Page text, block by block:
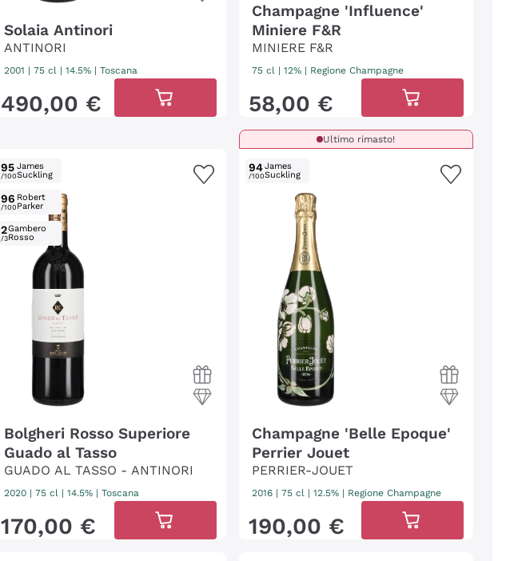
Solaia Antinori
ANTINORI
2001 |75 cl | 14.5% |Toscana
490,00 €
Champagne 'Influence'
Miniere F&R
MINIERE F&R
75 cl | 12% | Regione Champagne
58,00 €
95
/100
James
Suckling
96
/100
Robert
Parker
2
/3
Gambero
Rosso
Bolgheri Rosso Superiore
Guado al Tasso
GUADO AL TASSO - ANTINORI
2020 |75 cl | 14.5% |Toscana
170,00 €
Ultimo rimasto!
94
/100
James
Suckling
Champagne 'Belle Epoque'
Perrier Jouet
PERRIER-JOUET
2016| 75 cl | 12.5% | Regione Champagne
190,00 €